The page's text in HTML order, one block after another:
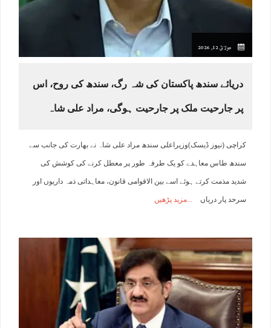
جولائ 12, 2026
دریائے سندھ پاکستان کی شہ رگ، سندھ کی روح، اس
پر جارحیت ملک پر جارحیت ہوگی، مراد علی شاہ
کراچی (نیوز ڈیسک)وزیراعلی سندھ مراد علی شاہ نے بھارت کی جانب سے
سندھ طاس معاہدے کو یک طرفہ طور پر معطل کرنے کی کوشش کی
شدید مذمت کرتے ہوئے اسے بین الاقوامی قانون، معاہداتی ذمہ داریوں اور
سرحد پار دریاں مزید پڑھیں